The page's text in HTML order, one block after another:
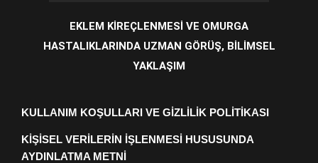
EKLEM KİREÇLENMESİ VE OMURGA
HASTALIKLARINDA UZMAN GÖRÜŞ, BİLİMSEL
YAKLAŞIM
KULLANIM KOŞULLARI VE GİZLİLİK POLİTİKASI
KİŞİSEL VERİLERİN İŞLENMESİ HUSUSUNDA
AYDINLATMA METNİ